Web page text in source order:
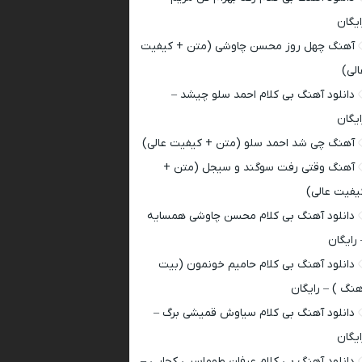
آهنگ چهل روز محسن چاوشی (متن + کیفیت
دانلود آهنگ بی کلام احمد سلو چیشد –
آهنگ چی شد احمد سلو (متن + کیفیت عالی)
آهنگ وقتی رفت سوگند و سیجل (متن +
عالی)
دانلود آهنگ بی کلام محسن چاوشی همسایه
رایگان
دانلود آهنگ بی کلام حامیم خونمون (بیت
) – رایگان
دانلود آهنگ بی کلام سیاوش قمیشی برگ –